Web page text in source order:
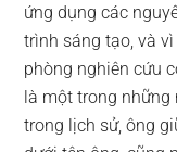
ứng dụng các
trình sáng tạo, và
phòng nghiên cứu
là một trong
trong lịch sử, ông